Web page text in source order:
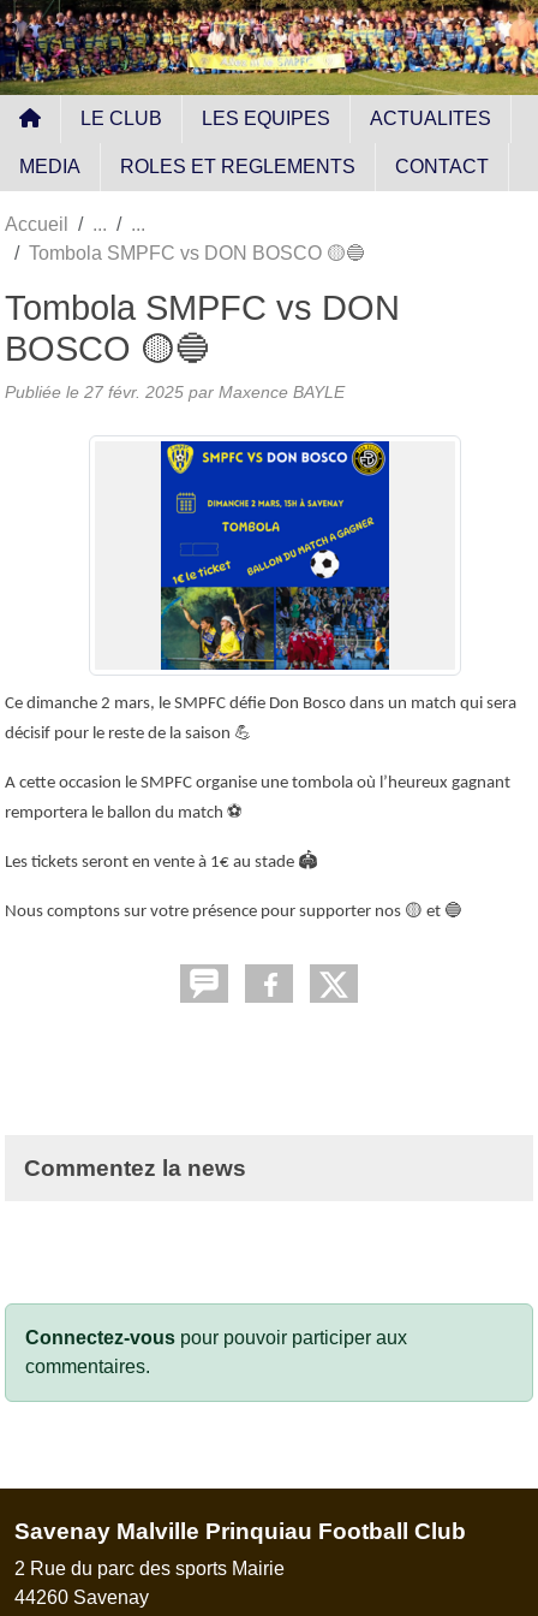
LE CLUB LES EQUIPES ACTUALITES
MEDIA ROLES ET REGLEMENTS CONTACT
Accueil
Tombola SMPFC vs DON BOSCO 🟡🔵
Tombola SMPFC vs DON
BOSCO 🟡🔵
Publiée le 27 févr. 2025 par Maxence BAYLE
Ce dimanche 2 mars, le SMPFC défie Don Bosco dans un match qui sera
décisif pour le reste de la saison 💪
A cette occasion le SMPFC organise une tombola où l’heureux gagnant
remportera le ballon du match ⚽️
Les tickets seront en vente à 1€ au stade 🏟️
Nous comptons sur votre présence pour supporter nos 🟡 et 🔵
Commentez la news
Connectez-vous pour pouvoir participer aux
commentaires.
Savenay Malville Prinquiau Football Club
2 Rue du parc des sports Mairie
44260 Savenay
Panneau de gestion des cookies